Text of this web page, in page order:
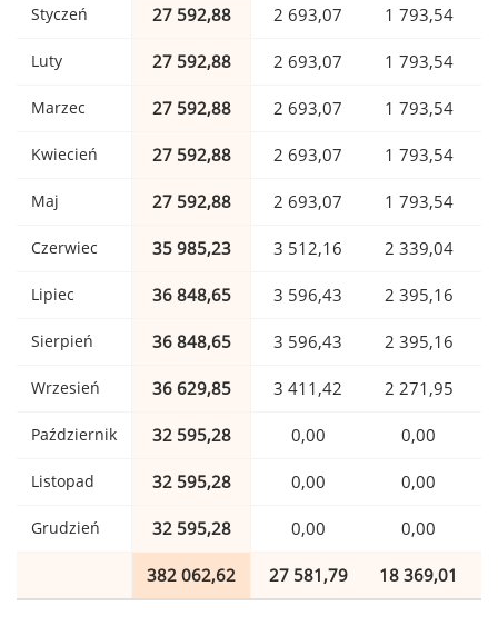
Styczeń 27 592,88 2 693,07 1 793,54
Luty 27 592,88 2 693,07 1 793,54
Marzec 27 592,88 2 693,07 1 793,54
Kwiecień 27 592,88 2 693,07 1 793,54
Maj 27 592,88 2 693,07 1 793,54
Czerwiec 35 985,23 3 512,16 2 339,04
Lipiec 36 848,65 3 596,43 2 395,16
Sierpień 36 848,65 3 596,43 2 395,16
Wrzesień 36 629,85 3 411,42 2 271,95
Październik 32 595,28 0,00 0,00
Listopad 32 595,28 0,00 0,00
Grudzień 32 595,28 0,00 0,00
382 062,62 27 581,79 18 369,01